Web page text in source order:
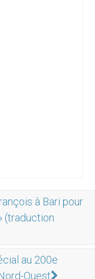
à Bari pour
(traduction
au 200e
Ouest